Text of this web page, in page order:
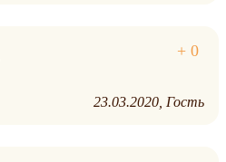
23.03.2020 Гость